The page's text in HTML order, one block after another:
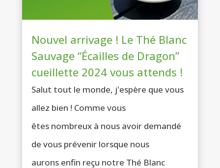
Nouvel arrivage ! Le Thé Blanc
Sauvage “Écailles de Dragon”
cueillette 2024 vous attends !
Salut tout le monde, j'espère que vous
allez bien ! Comme vous
êtes nombreux à nous avoir demandé
de vous prévenir lorsque nous
aurons enfin reçu notre Thé Blanc